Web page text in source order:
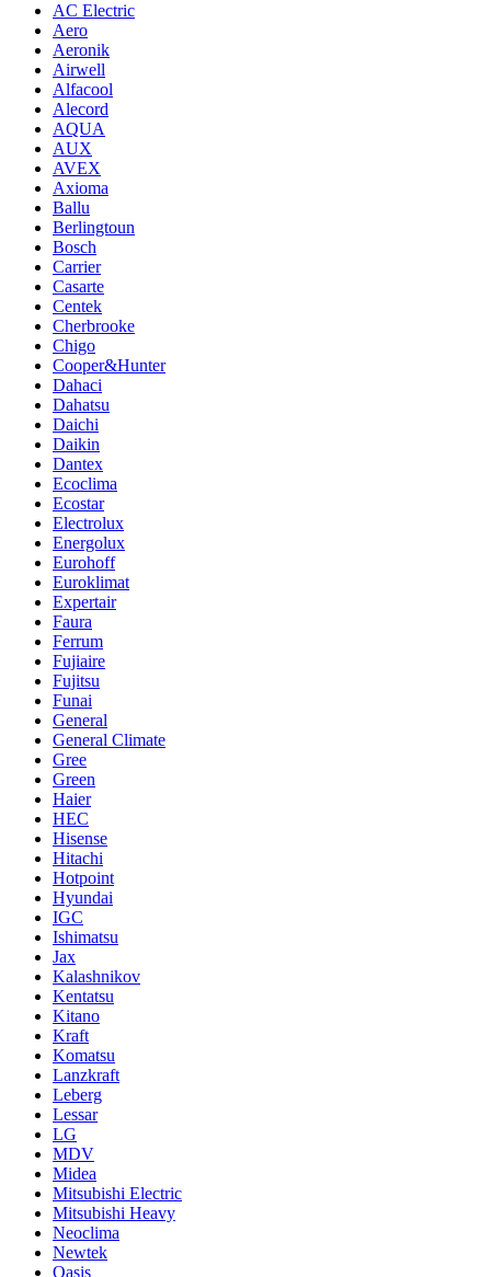
AC Electric
Aero
Aeronik
Airwell
Alfacool
Alecord
AQUA
AUX
AVEX
Axioma
Ballu
Berlingtoun
Bosch
Carrier
Casarte
Centek
Cherbrooke
Chigo
Cooper&Hunter
Dahaci
Dahatsu
Daichi
Daikin
Dantex
Ecoclima
Ecostar
Electrolux
Energolux
Eurohoff
Euroklimat
Expertair
Faura
Ferrum
Fujiaire
Fujitsu
Funai
General
General Climate
Gree
Green
Haier
HEC
Hisense
Hitachi
Hotpoint
Hyundai
IGC
Ishimatsu
Jax
Kalashnikov
Kentatsu
Kitano
Kraft
Komatsu
Lanzkraft
Leberg
Lessar
LG
MDV
Midea
Mitsubishi Electric
Mitsubishi Heavy
Neoclima
Newtek
Oasis